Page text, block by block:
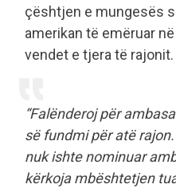
çështjen e mungesës
amerikan të emëruar në
vendet e tjera të rajonit.
“Falënderoj për
së fundmi për atë
nuk ishte nominuar
kërkoja mbështetjen